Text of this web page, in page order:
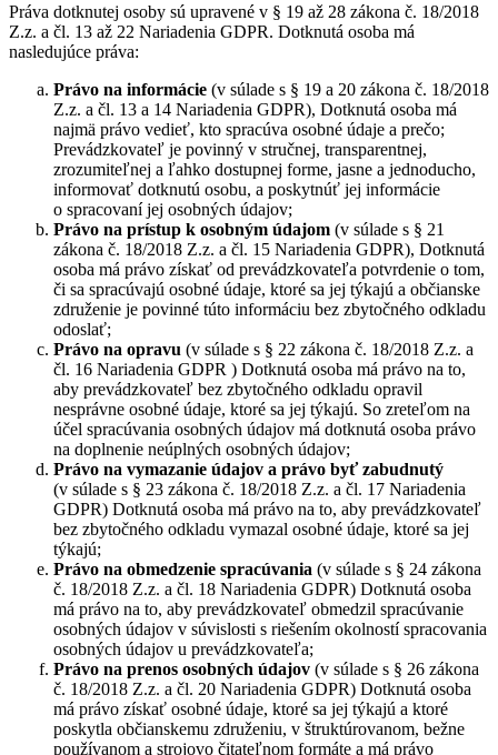
Práva dotknutej osoby sú upravené v § 19 až 28 zákona č. 18/2018
Z.z. a čl. 13 až 22 Nariadenia GDPR. Dotknutá osoba má
nasledujúce práva:
Právo na informácie (v súlade s § 19 a 20 zákona č. 18/2018
Z.z. a čl. 13 a 14 Nariadenia GDPR), Dotknutá osoba má
najmä právo vedieť, kto spracúva osobné údaje a prečo;
Prevádzkovateľ je povinný v stručnej, transparentnej,
zrozumiteľnej a ľahko dostupnej forme, jasne a jednoducho,
informovať dotknutú osobu, a poskytnúť jej informácie
o spracovaní jej osobných údajov;
Právo na prístup k osobným údajom (v súlade s § 21
zákona č. 18/2018 Z.z. a čl. 15 Nariadenia GDPR), Dotknutá
osoba má právo získať od prevádzkovateľa potvrdenie o tom,
či sa spracúvajú osobné údaje, ktoré sa jej týkajú a občianske
združenie je povinné túto informáciu bez zbytočného odkladu
odoslať;
Právo na opravu (v súlade s § 22 zákona č. 18/2018 Z.z. a
čl. 16 Nariadenia GDPR ) Dotknutá osoba má právo na to,
aby prevádzkovateľ bez zbytočného odkladu opravil
nesprávne osobné údaje, ktoré sa jej týkajú. So zreteľom na
účel spracúvania osobných údajov má dotknutá osoba právo
na doplnenie neúplných osobných údajov;
Právo na vymazanie údajov a právo byť zabudnutý
(v súlade s § 23 zákona č. 18/2018 Z.z. a čl. 17 Nariadenia
GDPR) Dotknutá osoba má právo na to, aby prevádzkovateľ
bez zbytočného odkladu vymazal osobné údaje, ktoré sa jej
týkajú;
Právo na obmedzenie spracúvania (v súlade s § 24 zákona
č. 18/2018 Z.z. a čl. 18 Nariadenia GDPR) Dotknutá osoba
má právo na to, aby prevádzkovateľ obmedzil spracúvanie
osobných údajov v súvislosti s riešením okolností spracovania
osobných údajov u prevádzkovateľa;
Právo na prenos osobných údajov (v súlade s § 26 zákona
č. 18/2018 Z.z. a čl. 20 Nariadenia GDPR) Dotknutá osoba
má právo získať osobné údaje, ktoré sa jej týkajú a ktoré
poskytla občianskemu združeniu, v štruktúrovanom, bežne
používanom a strojovo čitateľnom formáte a má právo